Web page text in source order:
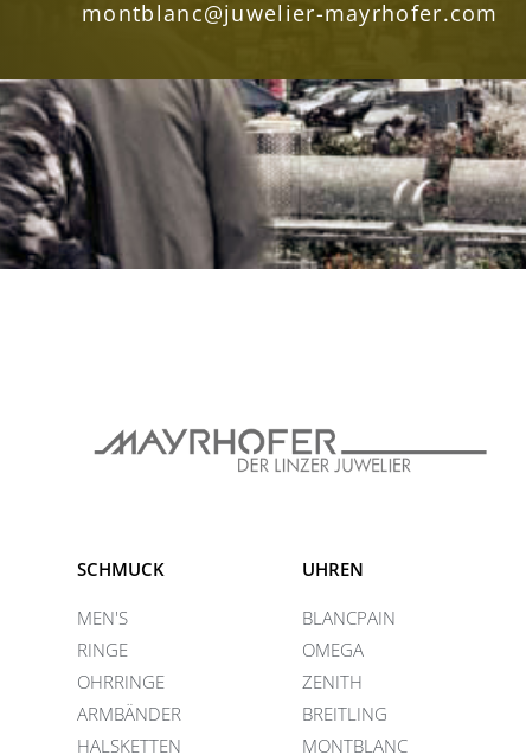
montblanc@juwelier-mayrhofer.com
SCHMUCK
MEN'S
RINGE
OHRRINGE
ARMBÄNDER
HALSKETTEN
UHREN
BLANCPAIN
OMEGA
ZENITH
BREITLING
MONTBLANC